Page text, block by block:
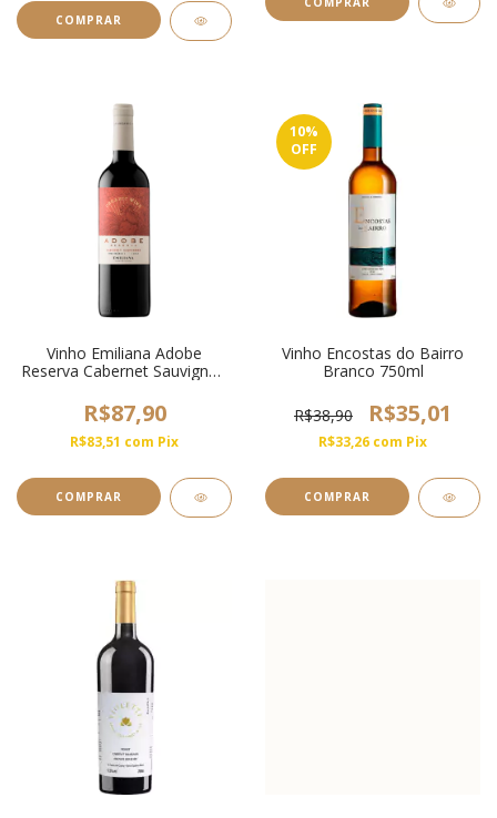
Vinho Emiliana Adobe
Reserva Cabernet Sauvignon
R$87,90
R$83,51 com Pix
10%
OFF
Vinho Encostas do Bairro
Branco 750ml
R$38,90 R$35,01
R$33,26 com Pix